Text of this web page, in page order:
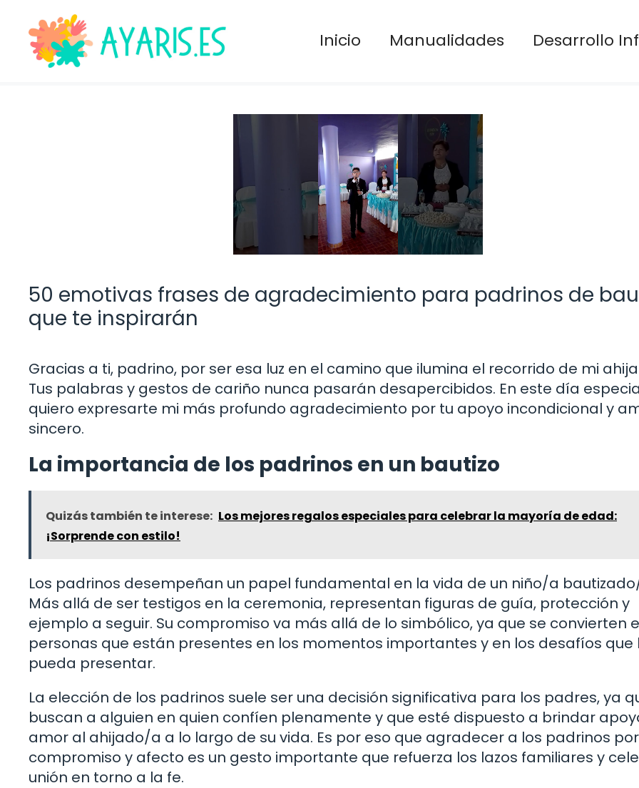
contenido
Inicio Manualidades Desarrollo
50 emotivas frases de agradecimiento para padrinos de
que te inspirarán
Gracias a ti, padrino, por ser esa luz en el camino que ilumina el recorrido de mi
Tus palabras y gestos de cariño nunca pasarán desapercibidos. En este día
quiero expresarte mi más profundo agradecimiento por tu apoyo incondicional y
sincero.
La importancia de los padrinos en un bautizo
Quizás también te interese: Los mejores regalos especiales para celebrar la mayoría de edad:
¡Sorprende con estilo!
Los padrinos desempeñan un papel fundamental en la vida de un niño/a
Más allá de ser testigos en la ceremonia, representan figuras de guía, protección y
ejemplo a seguir. Su compromiso va más allá de lo simbólico, ya que se convierten
personas que están presentes en los momentos importantes y en los desafíos que
pueda presentar.
La elección de los padrinos suele ser una decisión significativa para los padres, ya
buscan a alguien en quien confíen plenamente y que esté dispuesto a brindar
amor al ahijado/a a lo largo de su vida. Es por eso que agradecer a los padrinos
compromiso y afecto es un gesto importante que refuerza los lazos familiares y
unión en torno a la fe.